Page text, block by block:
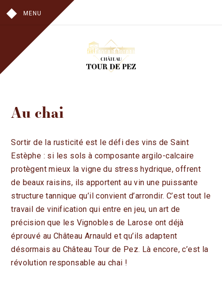
MENU
AU CHÂTEAU
NOS VINS
CHÂTEAU TOUR DE PEZ
LES HAUTS DE PEZ
OÙ TROUVER NOS VINS
CONTACT
FR EN
Au chai
Sortir de la rusticité est le défi des vins de Saint
Estèphe : si les sols à composante argilo-calcaire
protègent mieux la vigne du stress hydrique, offrent
de beaux raisins, ils apportent au vin une puissante
structure tannique qu’il convient d’arrondir. C’est tout le
travail de vinification qui entre en jeu, un art de
précision que les Vignobles de Larose ont déjà
éprouvé au Château Arnauld et qu’ils adaptent
désormais au Château Tour de Pez. Là encore, c’est la
révolution responsable au chai !